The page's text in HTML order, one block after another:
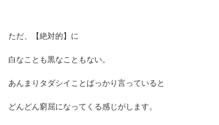
ただ、【絶対的】に
白なことも黒なこともない。
あんまりタダシイことばっかり言っていると
どんどん窮屈になってくる感じがします。